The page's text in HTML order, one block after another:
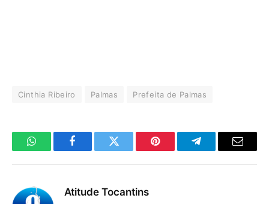
Cinthia Ribeiro Palmas Prefeita de Palmas
WhatsAppFacebookTwitter Pinterest TelegramaE-
Atitude Tocantins